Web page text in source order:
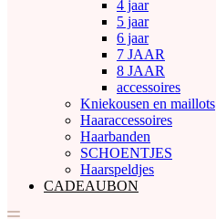
4 jaar
5 jaar
6 jaar
7 JAAR
8 JAAR
accessoires
Kniekousen en maillots
Haaraccessoires
Haarbanden
SCHOENTJES
Haarspeldjes
CADEAUBON